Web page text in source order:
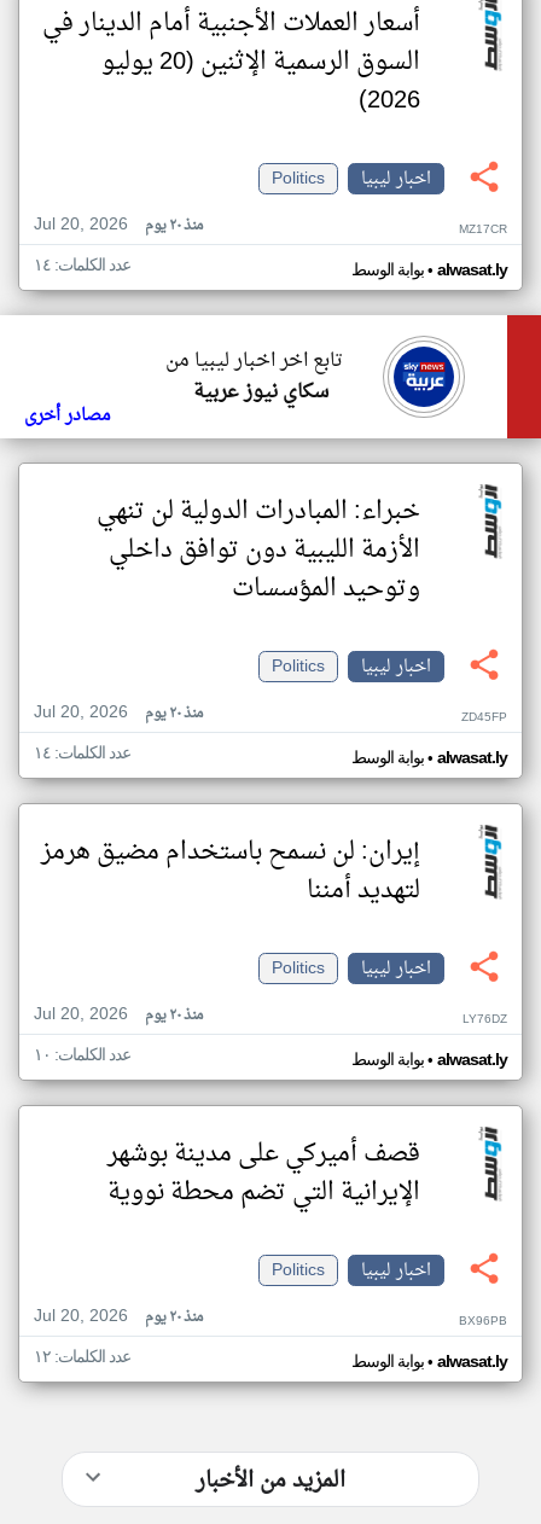
أسعار العملات الأجنبية أمام الدينار في
السوق الرسمية الإثنين (20 يوليو
2026)
اخبار ليبيا
Politics
Jul 20, 2026
منذ ٢٠ يوم MZ17CR
بوابة الوسط• alwasat.ly عدد الكلمات: ١٤
تابع اخر اخبار ليبيا من
سكاي نيوز عربية
مصادر أخرى
خبراء: المبادرات الدولية لن تنهي
الأزمة الليبية دون توافق داخلي
وتوحيد المؤسسات
اخبار ليبيا
Politics
Jul 20, 2026
منذ ٢٠ يوم ZD45FP
بوابة الوسط• alwasat.ly عدد الكلمات: ١٤
إيران: لن نسمح باستخدام مضيق هرمز
لتهديد أمننا
اخبار ليبيا
Politics
Jul 20, 2026
منذ ٢٠ يوم LY76DZ
بوابة الوسط• alwasat.ly عدد الكلمات: ١٠
قصف أميركي على مدينة بوشهر
الإيرانية التي تضم محطة نووية
اخبار ليبيا
Politics
Jul 20, 2026
منذ ٢٠ يوم BX96PB
بوابة الوسط• alwasat.ly عدد الكلمات: ١٢
المزيد من الأخبار